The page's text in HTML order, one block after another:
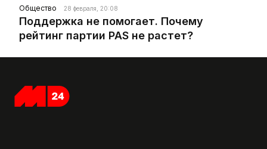
Общество 28 февраля, 20:08
Поддержка не помогает. Почему
рейтинг партии PAS не растет?